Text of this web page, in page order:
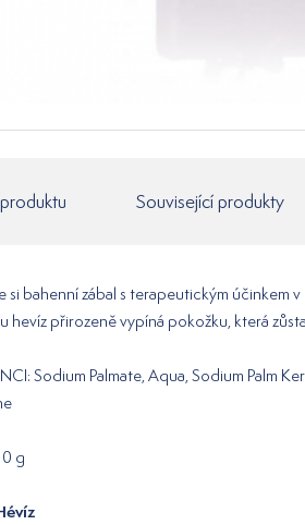
Související produkty
si bahenní zábal s terapeutickým účinkem
hevíz přirozeně vypíná pokožku, která
Sodium Palmate, Aqua, Sodium Palm
g